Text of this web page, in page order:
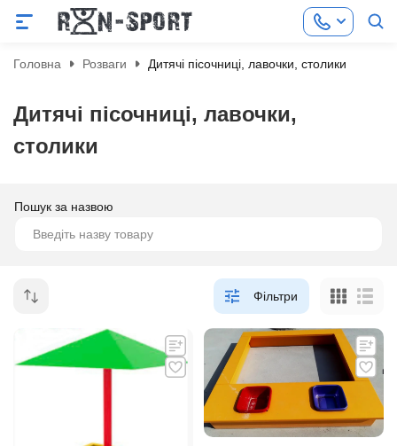
Головна Розваги Дитячі пісочниці, лавочки, столики
Дитячі пісочниці, лавочки,
столики
Пошук за назвою
Фільтри